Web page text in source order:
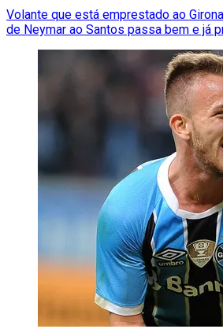
Volante que está emprestado ao
de Neymar ao Santos passa bem e já